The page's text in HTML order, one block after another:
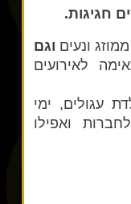
חגיגות.
ונעים וגם
לאירועים
עגולים, ימי
ואפילו